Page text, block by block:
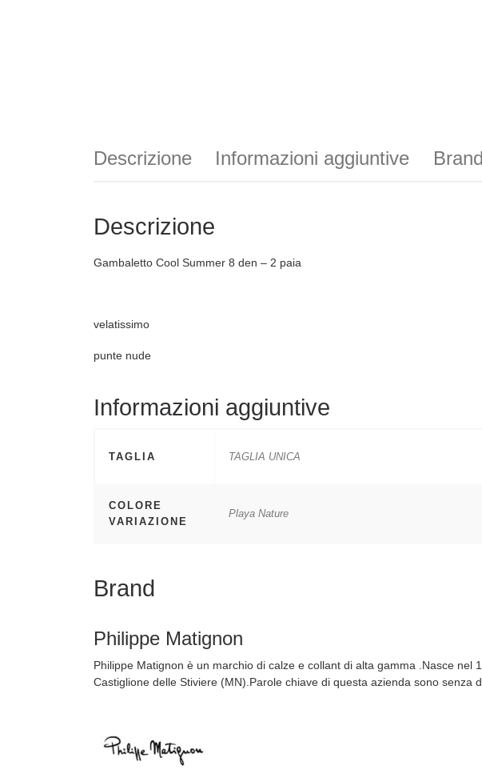
Descrizione Informazioni aggiuntive Brand
Descrizione
Gambaletto Cool Summer 8 den – 2 paia
velatissimo
punte nude
Informazioni aggiuntive
TAGLIA TAGLIA UNICA
COLORE
VARIAZIONE
Playa Nature
Brand
Philippe Matignon
Philippe Matignon è un marchio di calze e collant di alta gamma .Nasce
Castiglione delle Stiviere (MN).Parole chiave di questa azienda sono senza